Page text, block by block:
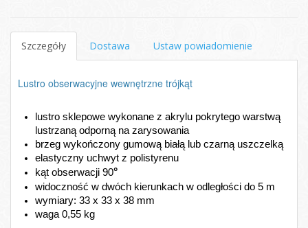
Szczegóły Dostawa Ustaw powiadomienie
Lustro obserwacyjne wewnętrzne trójkąt
lustro sklepowe wykonane z akrylu pokrytego warstwą
lustrzaną odporną na zarysowania
brzeg wykończony gumową białą lub czarną uszczelką
elastyczny uchwyt z polistyrenu
kąt obserwacji 90°
widoczność w dwóch kierunkach w odległości do 5 m
wymiary: 33 x 33 x 38 mm
waga 0,55 kg